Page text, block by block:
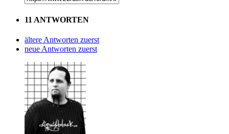
11 ANTWORTEN
ältere Antworten zuerst
neue Antworten zuerst